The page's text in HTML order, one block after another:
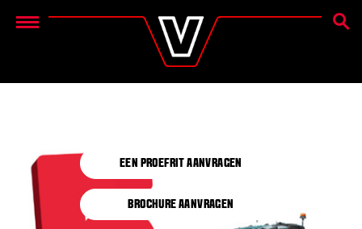
Menu
ZOEK
EEN PROEFRIT AANVRAGEN
BROCHURE AANVRAGEN